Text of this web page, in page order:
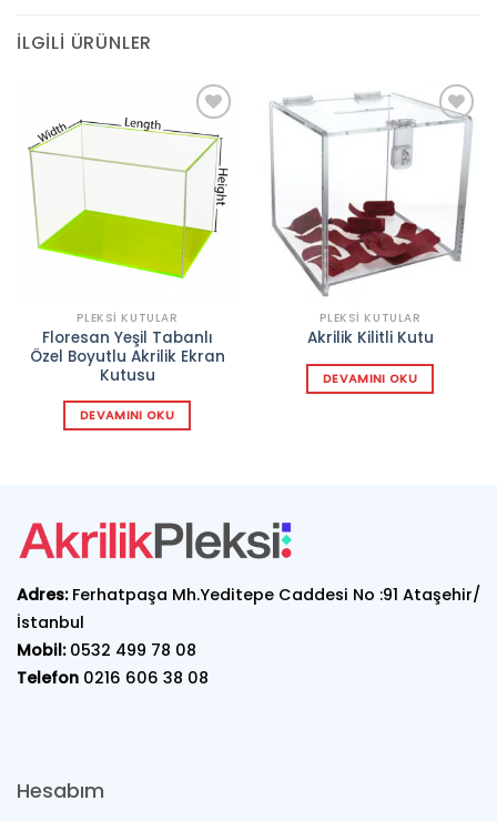
İLGILI ÜRÜNLER
Add to
wishlist
PLEKSI KUTULAR
Floresan Yeşil Tabanlı
Özel Boyutlu Akrilik Ekran
Kutusu
DEVAMINI OKU
Add to
wishlist
PLEKSI KUTULAR
Akrilik Kilitli Kutu
DEVAMINI OKU
Adres:Ferhatpaşa Mh.Yeditepe Caddesi No :91 Ataşehir/
İstanbul
Mobil: 0532 499 78 08
Telefon 0216 606 38 08
Hesabım